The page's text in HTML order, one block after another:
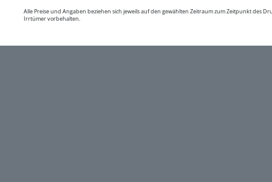
Alle Preise und Angaben beziehen sich jeweils auf den gewählten Zeitraum zum Zeitpunkt des
Irrtümer vorbehalten.